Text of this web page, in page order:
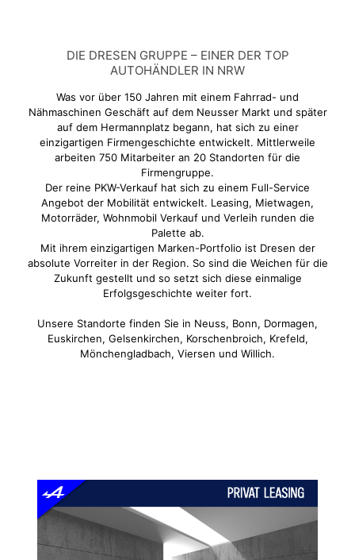
DIE DRESEN GRUPPE – EINER DER TOP
AUTOHÄNDLER IN NRW
Was vor über 150 Jahren mit einem Fahrrad- und
Nähmaschinen Geschäft auf dem Neusser Markt und später
auf dem Hermannplatz begann, hat sich zu einer
einzigartigen Firmengeschichte entwickelt. Mittlerweile
arbeiten 750 Mitarbeiter an 20 Standorten für die
Firmengruppe.
Der reine PKW-Verkauf hat sich zu einem Full-Service
Angebot der Mobilität entwickelt. Leasing, Mietwagen,
Motorräder, Wohnmobil Verkauf und Verleih runden die
Palette ab.
Mit ihrem einzigartigen Marken-Portfolio ist Dresen der
absolute Vorreiter in der Region. So sind die Weichen für die
Zukunft gestellt und so setzt sich diese einmalige
Erfolgsgeschichte weiter fort.
Unsere Standorte finden Sie in Neuss, Bonn, Dormagen,
Euskirchen, Gelsenkirchen, Korschenbroich, Krefeld,
Mönchengladbach, Viersen und Willich.